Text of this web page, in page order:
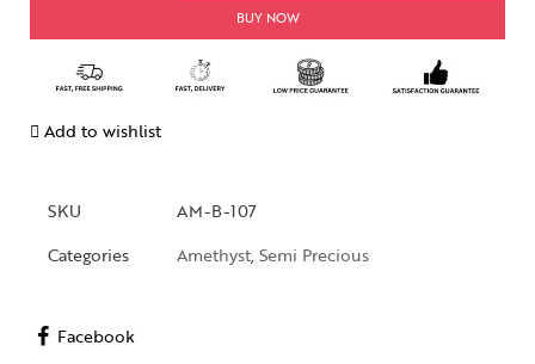
BUY NOW
Add to wishlist
SKU
AM-B-107
Categories
Amethyst, Semi Precious
Facebook